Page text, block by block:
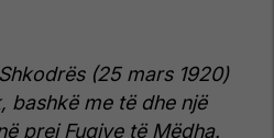
(25 mars 1920)
bashkë me të dhe një
prej Fuqive të Mëdha.